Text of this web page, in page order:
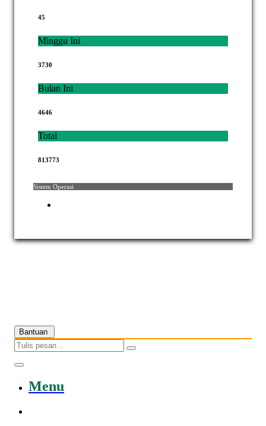
45
Minggu Ini
3730
Bulan Ini
4646
Total
813773
Sistem Operasi
Bantuan
Menu